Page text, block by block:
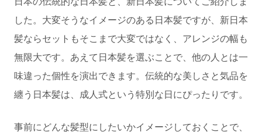
した。大変そうなイメージのある日本髪ですが、新日本
髪ならセットもそこまで大変ではなく、アレンジの幅も
無限大です。あえて日本髪を選ぶことで、他の人とは一
味違った個性を演出できます。伝統的な美しさと気品を
纏う日本髪は、成人式という特別な日にぴったりです。
事前にどんな髪型にしたいかイメージしておくことで、